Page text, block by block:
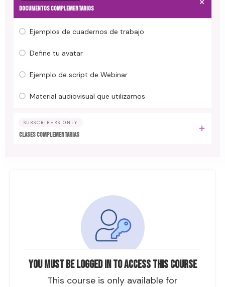
You must be logged in to access this course
This course is only available for
DOCUMENTOS COMPLEMENTARIOS
Ejemplos de cuadernos de trabajo
Define tu avatar
Ejemplo de script de Webinar
Material audiovisual que utilizamos
SUBSCRIBERS ONLY
CLASES COMPLEMENTARIAS